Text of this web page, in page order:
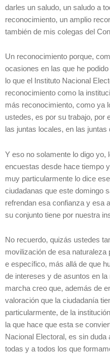
darles un saludo, un saludo a
reconocimiento, un amplio
también de mis colegas del
Un reconocimiento porque,
ocasiones en las que he
lo que el Instituto Nacional
reconocimiento como la
más reconocimiento, como ya
ustedes, es por su trabajo, por
las juntas locales, en las juntas
Y eso no solamente lo digo yo,
encuestas desde hace tiempo
muy particularmente lo dice
ciudadanas que este domingo
refrendan esa confianza y esa
su conjunto tiene por nuestra
No recuerdo, quizás ustedes
movilización de esa naturaleza
e específico, más allá de que
de intereses y de asuntos en
marcha creo que, además de
valoración que la ciudadanía
particularmente, de la
la que hace que esta se
Nacional Electoral, es sin duda
todas y a todos los que